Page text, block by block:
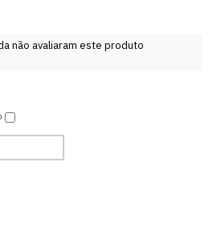
não avaliaram este produto